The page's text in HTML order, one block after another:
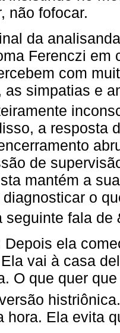
não fofocar.
da
Ferenczi em
com
as simpatias e
a resposta
de
mantém a
o
seguinte fala de
Depois ela
vai à casa
O que quer
hora. Ela evita